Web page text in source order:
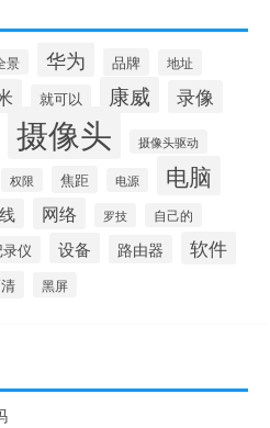
景 华为 品牌 地址
就可以 康威 录像
摄像头 摄像头驱动
权限 焦距 电源 电脑
网络 罗技 自己的
仪 设备 路由器
软件
黑屏